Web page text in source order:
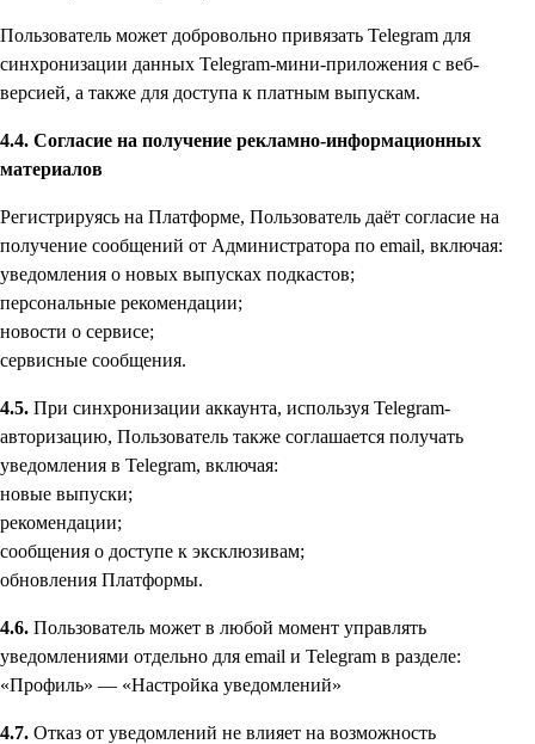
Пользователь может добровольно привязать Telegram для
синхронизации данных Telegram-мини-приложения с веб-
версией, а также для доступа к платным выпускам.
4.4. Согласие на получение рекламно-информационных
материалов
Регистрируясь на Платформе, Пользователь даёт согласие на
получение сообщений от Администратора по email, включая:
уведомления о новых выпусках подкастов;
персональные рекомендации;
новости о сервисе;
сервисные сообщения.
4.5. При синхронизации аккаунта, используя Telegram-
авторизацию, Пользователь также соглашается получать
уведомления в Telegram, включая:
новые выпуски;
рекомендации;
сообщения о доступе к эксклюзивам;
обновления Платформы.
4.6. Пользователь может в любой момент управлять
уведомлениями отдельно для email и Telegram в разделе:
«Профиль» — «Настройка уведомлений»
4.7. Отказ от уведомлений не влияет на возможность